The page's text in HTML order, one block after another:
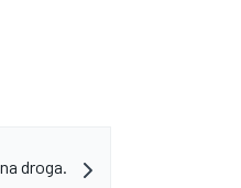
droga.